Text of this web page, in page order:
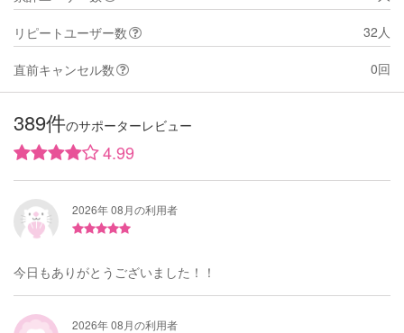
リピートユーザー数 32人
直前キャンセル数 0回
389件のサポーターレビュー
4.99
2026年 08月の利用者
今日もありがとうございました！！
2026年 08月の利用者